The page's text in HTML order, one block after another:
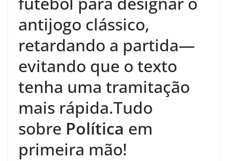
antijogo clássico,
retardando a partida—
evitando que o texto
tenha uma tramitação
mais rápida.Tudo
sobre Política em
primeira mão!